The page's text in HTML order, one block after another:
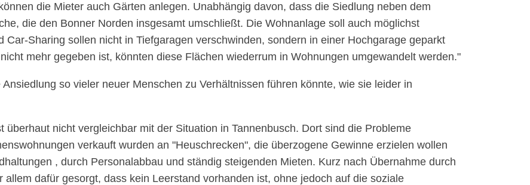
die Mieter auch Gärten anlegen. Unabhängig davon, dass die Siedlung neben dem
die den Bonner Norden insgesamt umschließt. Die Wohnanlage soll auch möglichst
Car-Sharing sollen nicht in Tiefgaragen verschwinden, sondern in einer Hochgarage geparkt
mehr gegeben ist, könnten diese Flächen wiederrum in Wohnungen umgewandelt werden.
so vieler neuer Menschen zu Verhältnissen führen könnte, wie sie leider in
überhaut nicht vergleichbar mit der Situation in Tannenbusch. Dort sind die Probleme
verkauft wurden an Heuschrecken , die überzogene Gewinne erzielen wollen
, durch Personalabbau und ständig steigenden Mieten. Kurz nach Übernahme durch
dafür gesorgt, dass kein Leerstand vorhanden ist, ohne jedoch auf die soziale